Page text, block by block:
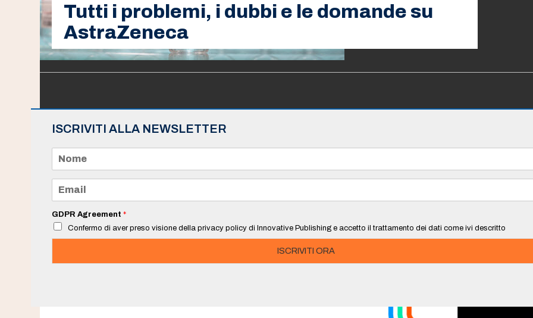
Tutti i problemi, i dubbi e le domande su
AstraZeneca
ISCRIVITI ALLA NEWSLETTER
m
e
a
i
*
GDPR Agreement *
Confermo di aver preso visione della privacy policy di Innovative Publishing e accetto il trattamento dei dati come ivi descritto
ISCRIVITI ORA